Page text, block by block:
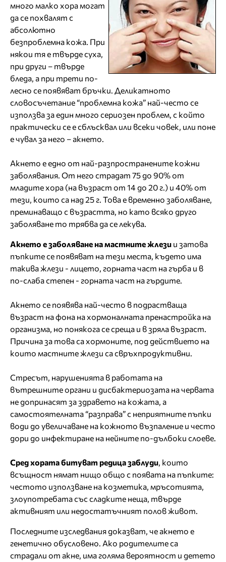
много малко хора могат
да се похвалят с
абсолютно
безпроблемна кожа. При
някои тя е твърде суха,
при други – твърде
бледа, а при трети по-
лесно се появяват бръчки. Деликатното
словосъчетание “проблемна кожа” най-често се
използва за един много сериозен проблем, с който
практически се е сблъсквал или всеки човек, или поне
е чувал за него – акнето.
Акнето е едно от най-разпространените кожни
заболявания. От него страдат 75 до 90% от
младите хора (на възраст от 14 до 20 г.) и 40% от
тези, които са над 25 г. Това е временно заболяване,
преминаващо с възрастта, но като всяко друго
заболяване то трябва да се лекува.
Акнето е заболяване на мастните жлези и затова
пъпките се появяват на тези места, където има
такива жлези - лицето, горната част на гърба и в
по-слаба степен - горната част на гърдите.
Акнето се появява най-често в подрастваща
възраст на фона на хормоналната пренастройка на
организма, но понякога се среща и в зряла възраст.
Причина за това са хормоните, под действието на
които мастните жлези са свръхпродуктивни.
Стресът, нарушенията в работата на
вътрешните органи и дисбактериозата на червата
не допринасят за здравето на кожата, а
самостоятелната “разправа” с неприятните пъпки
води до увеличаване на кожното възпаление и често
дори до инфектиране на нейните по-дълбоки слоеве.
Сред хората битуват редица заблуди, които
всъщност нямат нищо общо с появата на пъпките:
честото използване на козметика, мръсотията,
злоупотребата със сладките неща, твърде
активният или недостатъчният полов живот.
Последните изследвания доказват, че акнето е
генетично обусловено. Ако родителите са
страдали от акне, има голяма вероятност и детето